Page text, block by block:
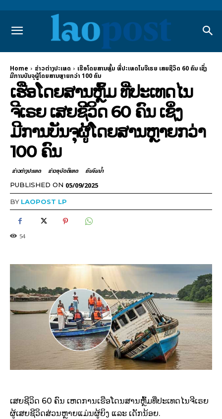
Home ຂ່າວຕ່າງປະເທດ
ເຮືອໂດຍສານຫຼົ້ມ ທີ່ປະເທດໄນຈີເຣຍ ເສຍຊີວິດ 60 ຄົນ ເຊິ່ງ
ມີການບັນຈຸຜູ້ໂດຍສານຫຼາຍກວ່າ 100 ຄົນ
ເຮືອໂດຍສານຫຼົ້ມ ທີ່ປະເທດໄນ
ຈີເຣຍ ເສຍຊີວິດ 60 ຄົນ ເຊິ່ງ
ມີການບັນຈຸຜູ້ໂດຍສານຫຼາຍກວ່າ
100 ຄົນ
ຂ່າວຕ່າງປະເທດ ຂ່າວອຸບັດຕິເຫດ ຄົນຈົມນ້ຳ
PUBLISHED ON 05/09/2025
BY LAOPOST LP
54
ເສຍຊີວິດ 60 ຄົນ ເຫດການເຮືອໂດນສານຫຼົ້ມທີ່ປະເທດໄນຈີເຣຍ
ຜູ້ເສຍຊີວິດສ່ວນຫຼາຍແມ່ນຜູ້ຍິງ ແລະ ເດັກນ້ອຍ.